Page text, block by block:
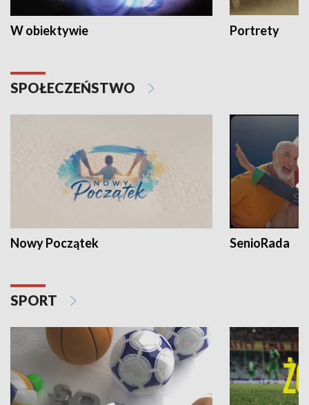
W obiektywie Portrety
SPOŁECZEŃSTWO
Nowy Początek SenioRada
SPORT